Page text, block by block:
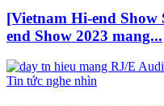
[Vietnam Hi-end
end Show 2023 mang...
Tin tức nghe nhìn